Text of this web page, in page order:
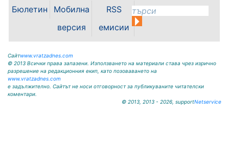
ул."Никола Вапцаров" днес
07.08.2026г. до отстраняване на
аварията. Тел.: 092 66 11 19 Тел.:
0889 316...
Бюлетин
Мобилна
версия
RSS
емисии
Сайтwww.vratzadnes.com
© 2013 Всички права запазени. Използването на материали става чрез изрично
разрешение на редакционния екип, като позоваването на
www.vratzadnes.com
е задължително. Сайтът не носи отговорност за публикуваните читателски
коментари.
© 2013, 2013 - 2026, supportNetservice